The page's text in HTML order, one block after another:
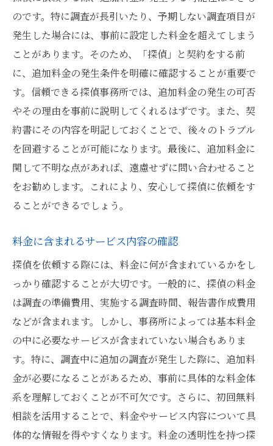
のです。特に調査が長引いたり、予期しない調査項目が
発生した場合には、事前に設定した料金を超えてしまう
ことがあります。そのため、「探偵」と契約をする前
に、追加料金の発生条件を明確に確認することが重要で
す。信頼できる探偵事務所では、追加料金の発生の可否
やその理由を事前に説明してくれるはずです。また、契
約書にその内容を明記しておくことで、後々のトラブル
を回避することが可能になります。最後に、追加料金に
関して不明な点があれば、遠慮せずに問い合わせること
をお勧めします。これにより、安心して探偵に依頼をす
ることができるでしょう。
料金に含まれるサービス内容の確認
探偵を依頼する際には、料金に何が含まれているかをし
っかり確認することが大切です。一般的に、探偵の料金
は調査の準備費用、実施する調査時間、報告書作成費用
などが含まれます。しかし、事務所によっては基本料金
の中に必要なサービスが含まれていない場合もありま
す。特に、調査中に追加の調査が発生した際に、追加料
金が必要になることがあるため、事前に具体的な料金体
系を理解しておくことが不可欠です。さらに、初回無料
相談を活用することで、料金やサービス内容について具
体的な情報を得やすくなります。料金の透明性を持つ探